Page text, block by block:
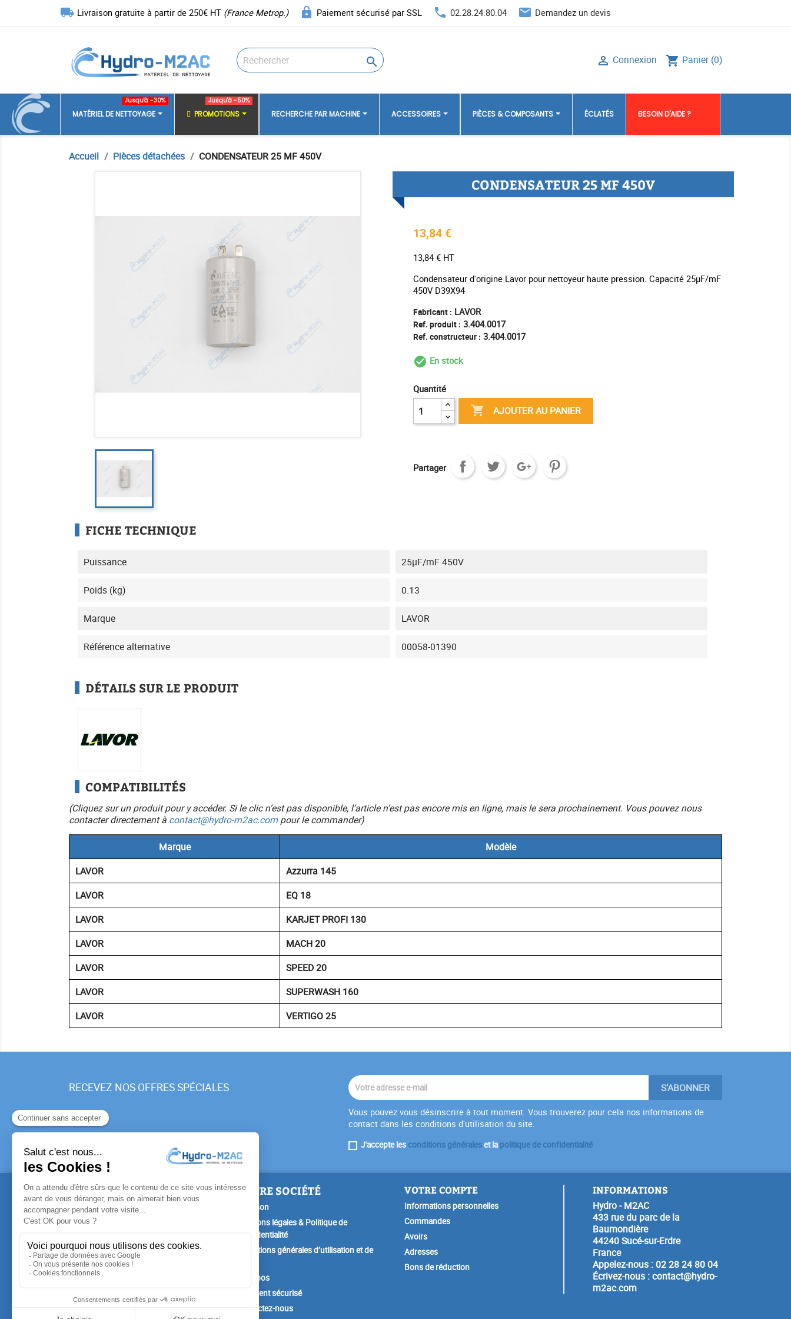
local_shipping Livraison gratuite à partir de 250€ HT (France Metrop.) lock Paiement sécurisé par SSL phone 02.28.24.80.04 email Demandez un devis
 shopping_cart Panier (0)
 Connexion
MATÉRIEL DE NETTOYAGE
Jusqu'à -30%
PROMOTIONS
Jusqu'à -50%
RECHERCHE PAR MACHINE ACCESSOIRES PIÈCES & COMPOSANTS ÉCLATÉS BESOIN D'AIDE ?
Accueil Pièces détachées CONDENSATEUR 25 MF 450V
CONDENSATEUR 25 MF 450V
13,84 €
13,84 € HT
Condensateur d'origine Lavor pour nettoyeur haute pression. Capacité 25µF/mF
450V D39X94
Fabricant : LAVOR
Ref. produit : 3.404.0017
Ref. constructeur : 3.404.0017
check_circle_outline
En stock
Quantité
 AJOUTER AU PANIER
Partager
FICHE TECHNIQUE
Puissance 25µF/mF 450V
Poids (kg) 0.13
Marque LAVOR
Référence alternative 00058-01390
DÉTAILS SUR LE PRODUIT
COMPATIBILITÉS
(Cliquez sur un produit pour y accéder. Si le clic n’est pas disponible, l’article n’est pas encore mis en ligne, mais le sera prochainement. Vous pouvez nous
contacter directement à contact@hydro-m2ac.compour le commander)
Marque
Modèle
LAVOR
Azzurra 145
LAVOR
EQ 18
LAVOR
KARJET PROFI 130
LAVOR
MACH 20
LAVOR
SPEED 20
LAVOR
SUPERWASH 160
LAVOR
VERTIGO 25
RECEVEZ NOS OFFRES SPÉCIALES
Vous pouvez vous désinscrire à tout moment. Vous trouverez pour cela nos informations de
contact dans les conditions d'utilisation du site.
J'accepte les conditions généraleset lapolitique de confidentialité
PRODUITS
Promotions
Nouveaux produits
NOTRE SOCIÉTÉ
Livraison
Mentions légales & Politique de
Confidentialité
Conditions générales d’utilisation et de
A propos
Paiement sécurisé
Contactez-nous
VOTRE COMPTE
Informations personnelles
Commandes
Avoirs
Adresses
Bons de réduction
INFORMATIONS
Hydro - M2AC
433 rue du parc de la
Baumondière
44240 Sucé-sur-Erdre
France
Appelez-nous : 02 28 24 80 04
Écrivez-nous :contact@hydro-
m2ac.com